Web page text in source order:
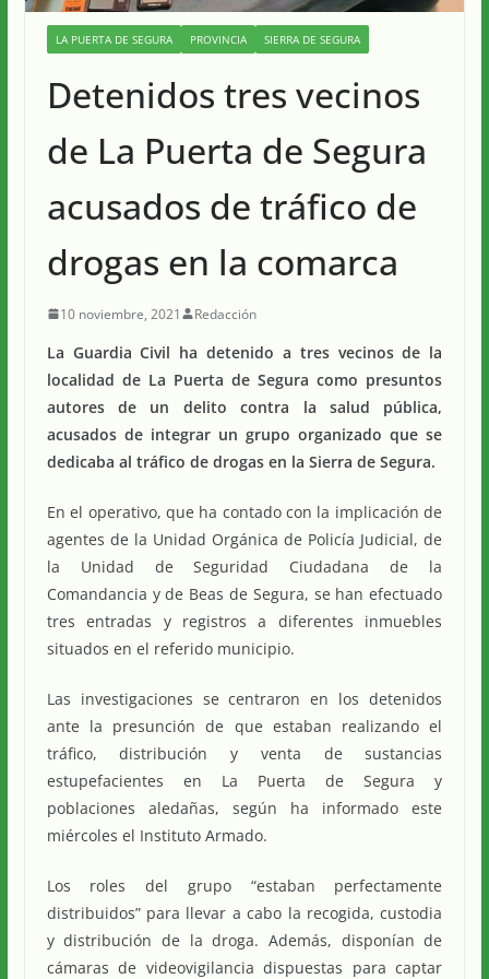
LA PUERTA DE SEGURA PROVINCIA SIERRA DE SEGURA
Detenidos tres vecinos
de La Puerta de Segura
acusados de tráfico de
drogas en la comarca
10 noviembre, 2021 Redacción
La Guardia Civil ha detenido a tres vecinos de la
localidad de La Puerta de Segura como presuntos
autores de un delito contra la salud pública,
acusados de integrar un grupo organizado que se
dedicaba al tráfico de drogas en la Sierra de Segura.
En el operativo, que ha contado con la implicación de
agentes de la Unidad Orgánica de Policía Judicial, de
la Unidad de Seguridad Ciudadana de la
Comandancia y de Beas de Segura, se han efectuado
tres entradas y registros a diferentes inmuebles
situados en el referido municipio.
Las investigaciones se centraron en los detenidos
ante la presunción de que estaban realizando el
tráfico, distribución y venta de sustancias
estupefacientes en La Puerta de Segura y
poblaciones aledañas, según ha informado este
miércoles el Instituto Armado.
Los roles del grupo “estaban perfectamente
distribuidos” para llevar a cabo la recogida, custodia
y distribución de la droga. Además, disponían de
cámaras de videovigilancia dispuestas para captar